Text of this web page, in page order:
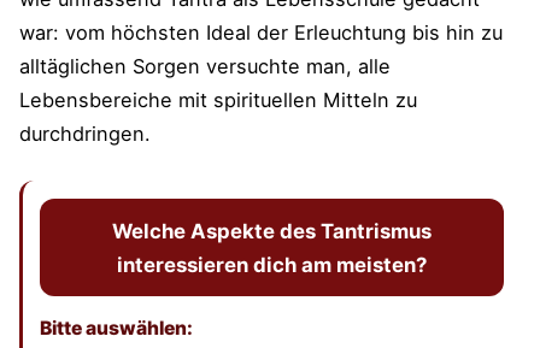
war: vom höchsten Ideal der Erleuchtung bis hin zu
alltäglichen Sorgen versuchte man, alle
Lebensbereiche mit spirituellen Mitteln zu
durchdringen.
Welche Aspekte des Tantrismus
interessieren dich am meisten?
Dieses Feld bitte leer lassen
Bitte auswählen: